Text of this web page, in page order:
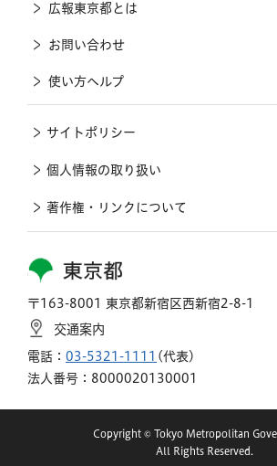
東京都
〒163-8001 東京都新宿区西新宿2-8-1
交通案内
電話： 03-5321-1111 (代表)
法人番号：8000020130001
広報東京都とは
お問い合わせ
使い方ヘルプ
サイトポリシー
個人情報の取り扱い
著作権・リンクについて
Copyright © Tokyo Metropolitan
All Rights Reserved.